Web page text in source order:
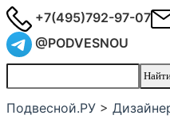
+7(495)792-97-07
@PODVESNOU
Подвесной.РУ >